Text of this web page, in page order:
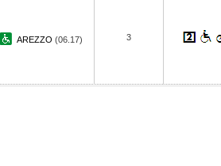
AREZZO (06.17) 3